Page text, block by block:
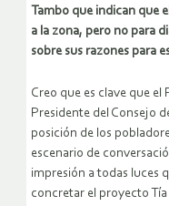
Tambo que indican que
a la zona, pero no para
sobre sus razones para
Creo que es clave que el
Presidente del Consejo
posición de los
escenario de
impresión a todas luces
concretar el proyecto